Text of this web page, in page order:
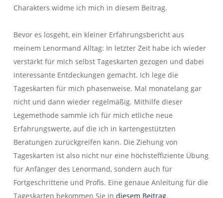
Charakters widme ich mich in diesem Beitrag.
Bevor es losgeht, ein kleiner Erfahrungsbericht aus
meinem Lenormand Alltag: In letzter Zeit habe ich wieder
verstärkt für mich selbst Tageskarten gezogen und dabei
interessante Entdeckungen gemacht. Ich lege die
Tageskarten für mich phasenweise. Mal monatelang gar
nicht und dann wieder regelmäßig. Mithilfe dieser
Legemethode sammle ich für mich etliche neue
Erfahrungswerte, auf die ich in kartengestützten
Beratungen zurückgreifen kann. Die Ziehung von
Tageskarten ist also nicht nur eine höchsteffiziente Übung
für Anfänger des Lenormand, sondern auch für
Fortgeschrittene und Profis. Eine genaue Anleitung für die
Tageskarten bekommen Sie in diesem Beitrag.